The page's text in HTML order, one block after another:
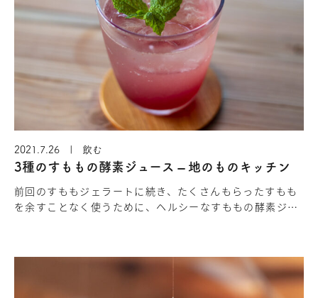
2021.7.26 | 飲む
3種のすももの酵素ジュース – 地のものキッチン
前回のすももジェラートに続き、たくさんもらったすもも
を余すことなく使うために、ヘルシーなすももの酵素ジュ